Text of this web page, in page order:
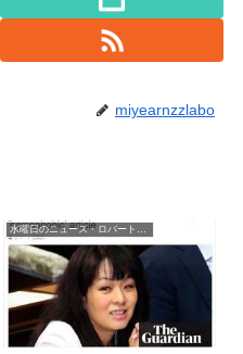
miyearnzzlabo
水曜日のニュース・ロバートソン